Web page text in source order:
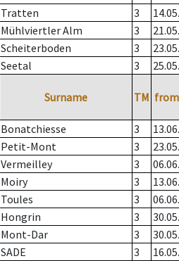
Tratten 3 14.05.
Mühlviertler Alm 3 21.05.
Scheiterboden 3 23.05.
Seetal 3 25.05.
Surname TM from
Bonatchiesse 3 13.06.
Petit-Mont 3 23.05.
Vermeilley 3 06.06.
Moiry 3 13.06.
Toules 3 06.06.
Hongrin 3 30.05.
Mont-Dar 3 30.05.
SADE 3 16.05.